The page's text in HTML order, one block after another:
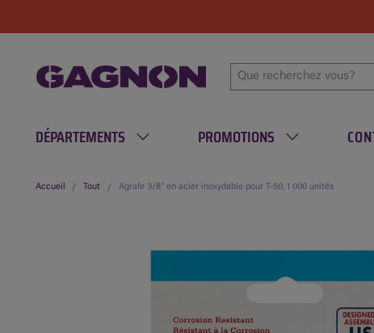
DÉPARTEMENTS PROMOTIONS
Accueil Tout Agrafe 3/8” en acier inoxydable pour T-50, 1 000 unités